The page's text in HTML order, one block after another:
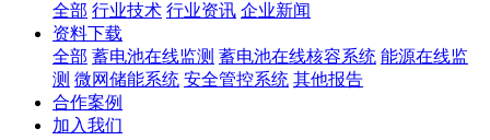
全部 行业技术 行业资讯 企业新闻
资料下载
全部 蓄电池在线监测 蓄电池在线核容系统 能源在线监
测 微网储能系统 安全管控系统 其他报告
合作案例
加入我们